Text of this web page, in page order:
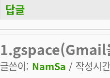
답글
1.gspace(Gmail
글쓴이: NamSa / 작성시